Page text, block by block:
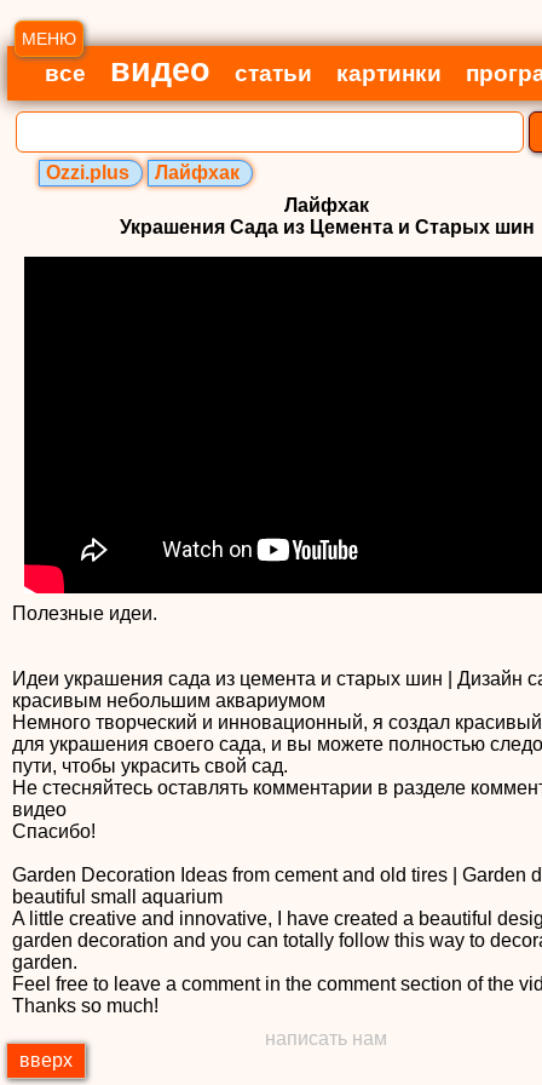
МЕНЮ
все видео статьи картинки
Ozzi.plus
Лайфхак
Лайфхак
Украшения Сада из Цемента и Старых шин
Полезные идеи.
Идеи украшения сада из цемента и старых шин | Дизайн
красивым небольшим аквариумом
Немного творческий и инновационный, я создал
для украшения своего сада, и вы можете полностью
пути, чтобы украсить свой сад.
Не стесняйтесь оставлять комментарии в разделе
видео
Спасибо!
Garden Decoration Ideas from cement and old tires | Garden
beautiful small aquarium
A little creative and innovative, I have created a beautiful
garden decoration and you can totally follow this way to
garden.
Feel free to leave a comment in the comment section of the
Thanks so much!
написать нам
вверх